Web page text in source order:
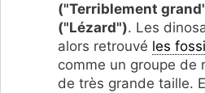
("Terriblement
("Lézard"). Les
alors retrouvé les
comme un groupe de
de très grande taille.